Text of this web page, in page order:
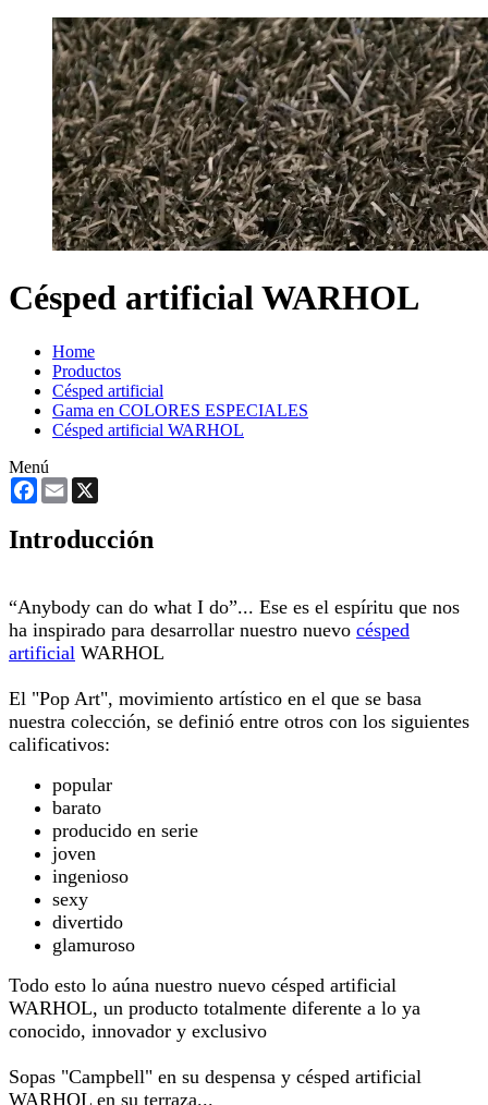
Césped artificial WARHOL
Home
Productos
Césped artificial
Gama en COLORES ESPECIALES
Césped artificial WARHOL
Menú
Facebook
Email
Introducción
“Anybody can do what I do”... Ese es el espíritu que nos
ha inspirado para desarrollar nuestro nuevo césped
artificial WARHOL
El "Pop Art", movimiento artístico en el que se basa
nuestra colección, se definió entre otros con los siguientes
calificativos:
popular
barato
producido en serie
joven
ingenioso
sexy
divertido
glamuroso
Todo esto lo aúna nuestro nuevo césped artificial
WARHOL, un producto totalmente diferente a lo ya
conocido, innovador y exclusivo
Sopas "Campbell" en su despensa y césped artificial
WARHOL en su terraza​...